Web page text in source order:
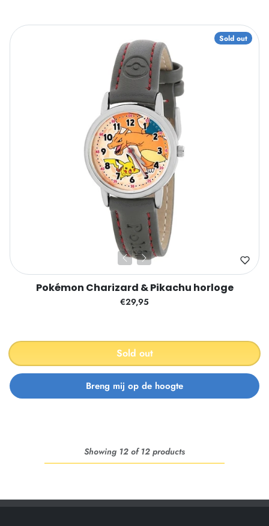
Sold out
Pokémon Charizard & Pikachu horloge
€29,95
Sold out
Showing 12 of 12 products